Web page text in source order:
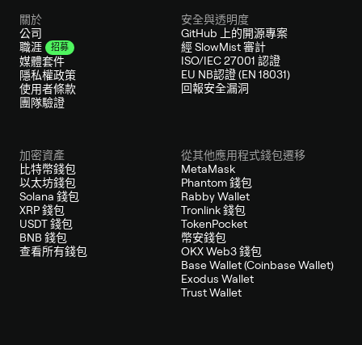
關於
公司
職涯
招募
媒體套件
隱私權政策
使用者條款
團隊驗證
安全與透明度
GitHub 上的開源專案
經 SlowMist 審計
ISO/IEC 27001 認證
EU NB認證 (EN 18031)
回報安全漏洞
加密資產
比特幣錢包
以太坊錢包
Solana 錢包
XRP 錢包
USDT 錢包
BNB 錢包
查看所有錢包
從其他應用程式錢包遷移
MetaMask
Phantom 錢包
Rabby Wallet
Tronlink 錢包
TokenPocket
幣安錢包
OKX Web3 錢包
Base Wallet (Coinbase Wallet)
Exodus Wallet
Trust Wallet